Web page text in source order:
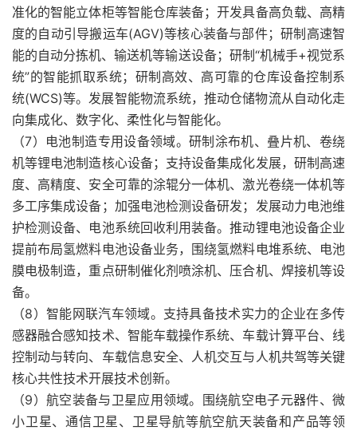
准化的智能立体柜等智能仓库装备；开发具备高负载、高精
度的自动引导搬运车(AGV)等核心装备与部件；研制高速智
能的自动分拣机、输送机等输送设备；研制“机械手+视觉系
统”的智能抓取系统；研制高效、高可靠的仓库设备控制系
统(WCS)等。发展智能物流系统，推动仓储物流从自动化走
向集成化、数字化、柔性化与智能化。
（7）电池制造专用设备领域。研制涂布机、叠片机、卷绕
机等锂电池制造核心设备；支持设备集成化发展，研制高速
度、高精度、安全可靠的涂辊分一体机、激光卷绕一体机等
多工序集成设备；加强电池检测设备研发；发展动力电池维
护检测设备、电池系统回收利用装备。推动锂电池设备企业
提前布局氢燃料电池设备业务，围绕氢燃料电堆系统、电池
膜电极制造，重点研制催化剂喷涂机、压合机、焊接机等设
备。
（8）智能网联汽车领域。支持具备技术实力的企业在多传
感器融合感知技术、智能车载操作系统、车载计算平台、线
控制动与转向、车载信息安全、人机交互与人机共驾等关键
核心共性技术开展技术创新。
（9）航空装备与卫星应用领域。围绕航空电子元器件、微
小卫星、通信卫星、卫星导航等航空航天装备和产品等领